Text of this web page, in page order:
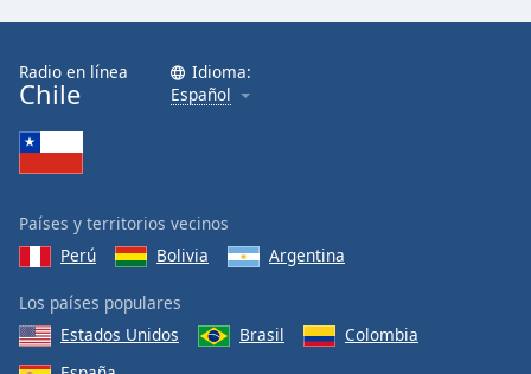
Radio en línea
Chile
Idioma:
Español
Países y territorios vecinos
Perú
Bolivia Argentina
Los países populares
Estados Unidos
Brasil
Colombia